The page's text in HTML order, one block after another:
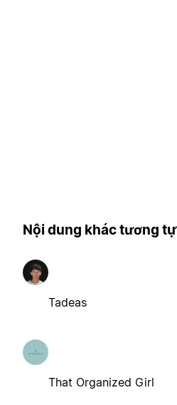
Nội dung khác tương tự
Tadeas
That Organized Girl